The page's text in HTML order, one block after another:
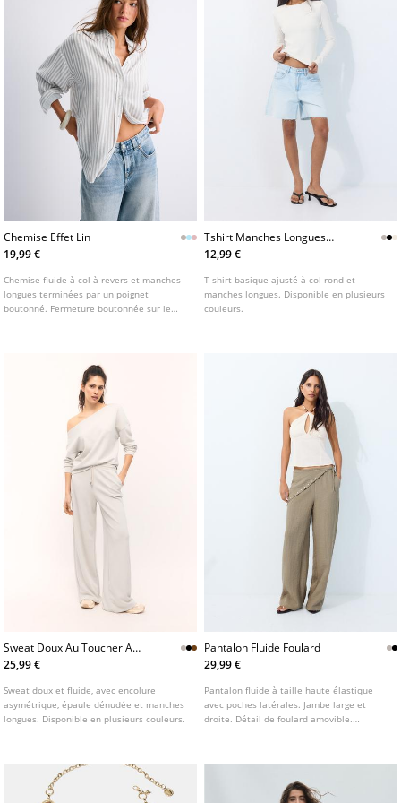
Chemise Effet Lin
19,99 €
Chemise fluide à col à revers et manches
longues terminées par un poignet
boutonné. Fermeture boutonnée sur le
Tshirt Manches Longues
Basique
12,99 €
T-shirt basique ajusté à col rond et
manches longues. Disponible en plusieurs
couleurs.
Sweat Doux Au Toucher A
Epaule Denudee
25,99 €
Sweat doux et fluide, avec encolure
asymétrique, épaule dénudée et manches
longues. Disponible en plusieurs couleurs.
Pantalon Fluide Foulard
29,99 €
Pantalon fluide à taille haute élastique
avec poches latérales. Jambe large et
droite. Détail de foulard amovible.